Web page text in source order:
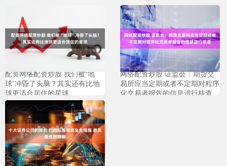
配资网络配资炒股 我们被“地
球”冲昏了头脑？其实还有比地
球更适合居住的星球
网络配资炒股 证监会：期货交
易所应当定期或者不定期对程序
化交易者报告的信息进行核查